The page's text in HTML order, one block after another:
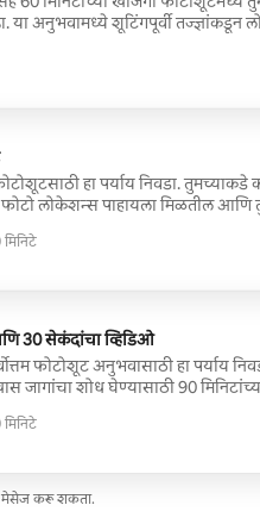
या अनुभवामध्ये शूटिंगपूर्वी
देण्याच्या क्षणाचे सूक्ष्म कव्हरेज
आहे.
हा पर्याय निवडा.
फोटो लोकेशन्स पाहायला मिळतील
30 सेकंदांचा व्हिडिओ
फोटोशूट अनुभवासाठी हा पर्याय
जागांचा शोध घेण्यासाठी 90
वेळ आहे. तुम्हाला 50 उच्च-
व्हिडिओ रील मिळेल जो डायनॅमिक,
मेसेज करू शकता.